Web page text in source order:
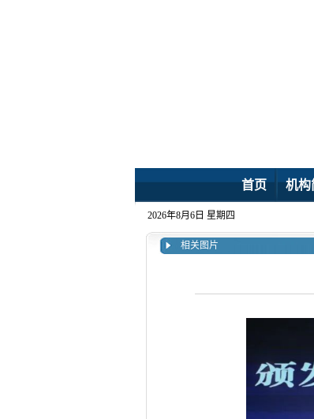
首页 机构
2026年8月6日 星期四
相关图片